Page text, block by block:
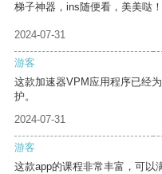
梯子神器，ins随便看，美美哒！
2024-07-31
游客
这款加速器VPM应用程序已经
护。
2024-07-31
游客
这款app的课程非常丰富，可以